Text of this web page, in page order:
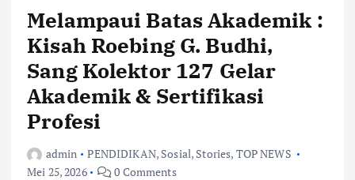
Melampaui Batas Akademik :
Kisah Roebing G. Budhi,
Sang Kolektor 127 Gelar
Akademik & Sertifikasi
Profesi
admin PENDIDIKAN, Sosial, Stories, TOP NEWS
Mei 25, 2026
0 Comments